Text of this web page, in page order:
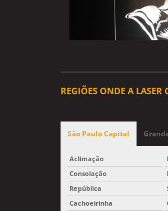
REGIÕES ONDE A LASER
São Paulo Capital
Aclimação
Consolação
República
Cachoeirinha